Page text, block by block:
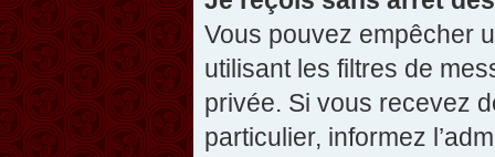
Vous pouvez empêcher
utilisant les filtres de
privée. Si vous recevez
particulier, informez